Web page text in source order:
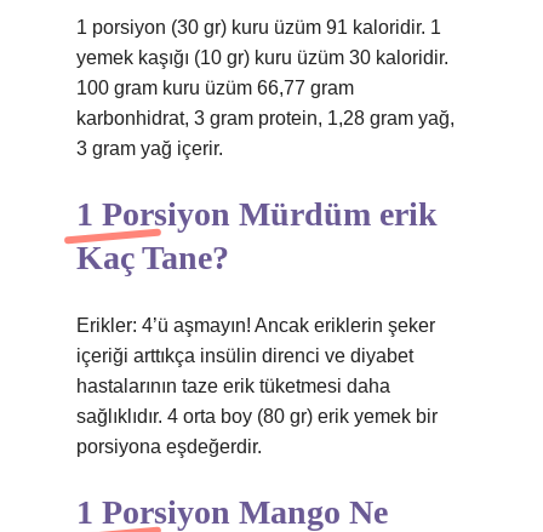
1 porsiyon (30 gr) kuru üzüm 91 kaloridir. 1
yemek kaşığı (10 gr) kuru üzüm 30 kaloridir.
100 gram kuru üzüm 66,77 gram
karbonhidrat, 3 gram protein, 1,28 gram yağ,
3 gram yağ içerir.
1 Porsiyon Mürdüm erik
Kaç Tane?
Erikler: 4’ü aşmayın! Ancak eriklerin şeker
içeriği arttıkça insülin direnci ve diyabet
hastalarının taze erik tüketmesi daha
sağlıklıdır. 4 orta boy (80 gr) erik yemek bir
porsiyona eşdeğerdir.
1 Porsiyon Mango Ne